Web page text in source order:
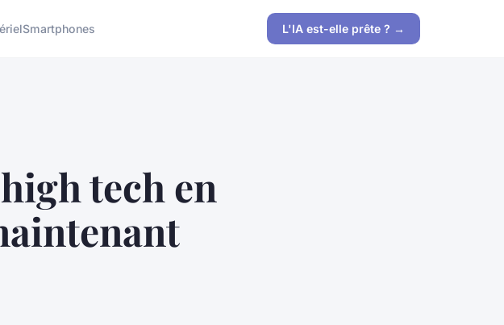
Smartphones L'IA est-elle prête ? →
tech en